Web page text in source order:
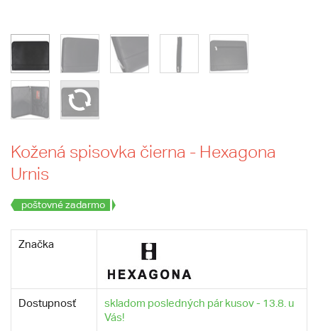
Kožená spisovka čierna - Hexagona
Urnis
poštovné zadarmo
Značka
Dostupnosť
skladom posledných pár kusov - 13.8. u
Vás!